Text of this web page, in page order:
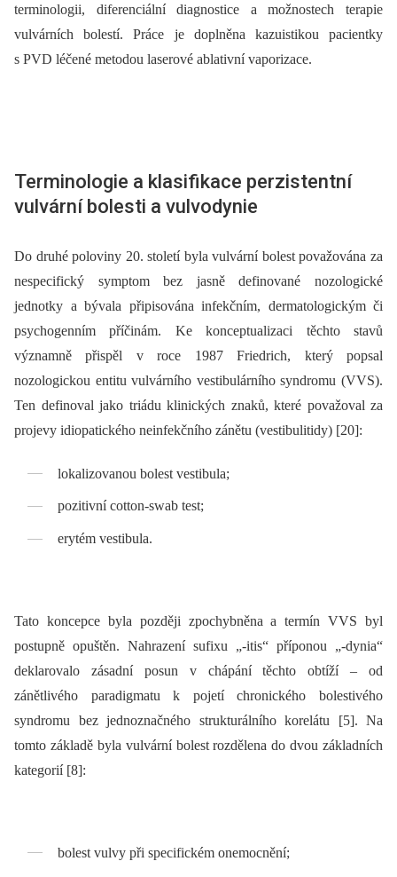
terminologii, diferenciální diagnostice a možnostech terapie
vulvárních bolestí. Práce je doplněna kazuistikou pacientky
s PVD léčené metodou laserové ablativní vaporizace.
Terminologie a klasifikace perzistentní
vulvární bolesti a vulvodynie
Do druhé poloviny 20. století byla vulvární bolest považována za
nespecifický symptom bez jasně definované nozologické
jednotky a bývala připisována infekčním, dermatologickým či
psychogenním příčinám. Ke konceptualizaci těchto stavů
významně přispěl v roce 1987 Friedrich, který popsal
nozologickou entitu vulvárního vestibulárního syndromu (VVS).
Ten definoval jako triádu klinických znaků, které považoval za
projevy idiopatického neinfekčního zánětu (vestibulitidy) [20]:
lokalizovanou bolest vestibula;
pozitivní cotton-swab test;
erytém vestibula.
Tato koncepce byla později zpochybněna a termín VVS byl
postupně opuštěn. Nahrazení sufixu „-itis“ příponou „-dynia“
deklarovalo zásadní posun v chápání těchto obtíží –⁠ od
zánětlivého paradigmatu k pojetí chronického bolestivého
syndromu bez jednoznačného strukturálního korelátu [5]. Na
tomto základě byla vulvární bolest rozdělena do dvou základních
kategorií [8]:
bolest vulvy při specifickém onemocnění;